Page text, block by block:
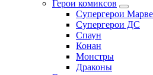
Герои комиксов
Супергерои
Супергерои ДС
Спаун
Конан
Монстры
Драконы